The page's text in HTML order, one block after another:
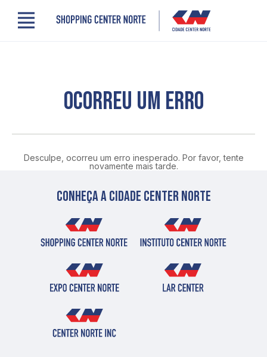
Menu
Comodidades
Clube de Benefícios
Novidades
Quem somos
Localização
OCORREU UM ERRO
Desculpe, ocorreu um erro inesperado. Por favor, tente
novamente mais tarde.
Conheça a cidade center norte